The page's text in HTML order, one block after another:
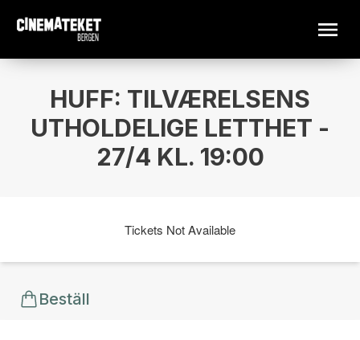
HUFF: TILVÆRELSENS
UTHOLDELIGE LETTHET -
27/4 KL. 19:00
Tickets Not Available
Beställ